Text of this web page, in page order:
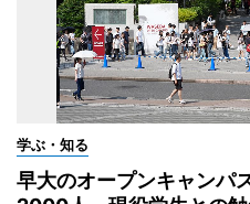
学ぶ・知る
早大のオープンキャンパ